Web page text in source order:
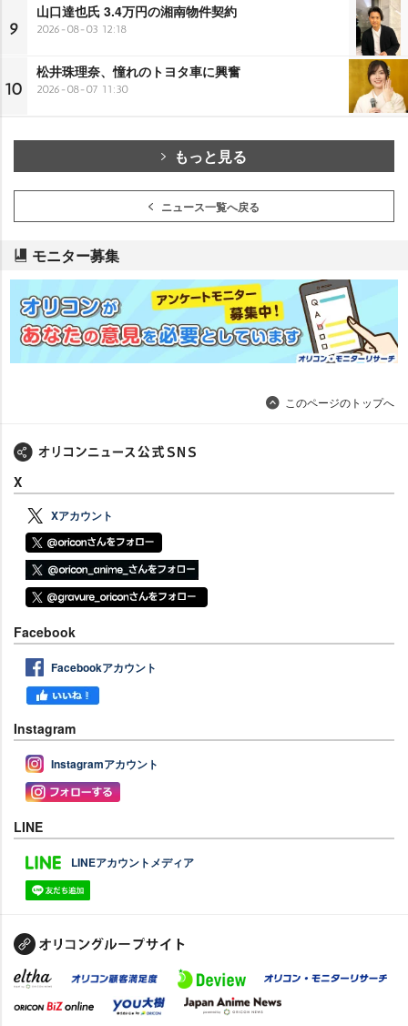
9
山口達也氏 3.4万円の湘南物件契約
2026-08-03 12:18
10
松井珠理奈、憧れのトヨタ車に興奮
2026-08-07 11:30
もっと見る
ニュース一覧へ戻る
モニター募集
このページのトップへ
X
Xアカウント
Facebook
Facebookアカウント
Instagram
Instagramアカウント
LINE
LINEアカウントメディア